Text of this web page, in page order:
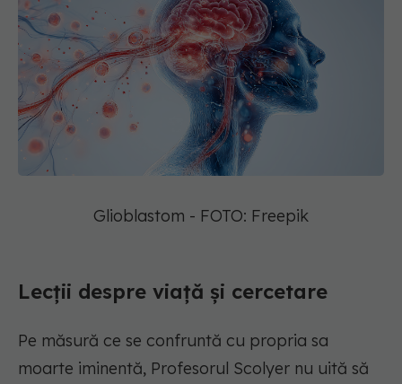
Glioblastom - FOTO: Freepik
Lecții despre viață și cercetare
Pe măsură ce se confruntă cu propria sa
moarte iminentă, Profesorul Scolyer nu uită să